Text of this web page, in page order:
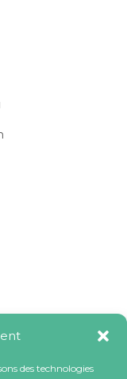
des technologies